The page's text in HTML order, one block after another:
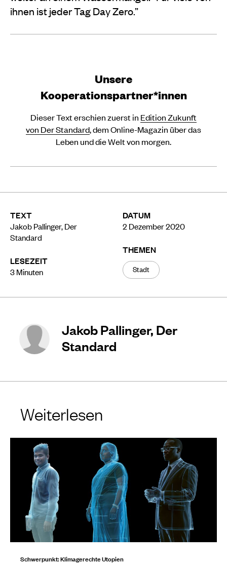
TEXT
Jakob Pallinger, Der
Standard
LESEZEIT
3Minuten
DATUM
2 Dezember 2020
THEMEN
Stadt
ihnen ist jeder Tag Day Zero.”
Unsere
Kooperationspartner*innen
Dieser Text erschien zuerst in Edition Zukunft
von Der Standard, dem Online-Magazin über das
Leben und die Welt von morgen.
Jakob Pallinger, Der
Standard
Weiterlesen
Schwerpunkt: Klimagerechte Utopien